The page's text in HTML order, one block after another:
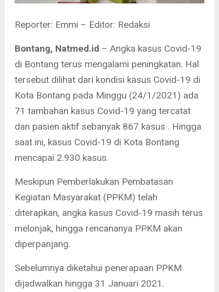
Reporter: Emmi – Editor: Redaksi
Bontang, Natmed.id – Angka kasus Covid-19
di Bontang terus mengalami peningkatan. Hal
tersebut dilihat dari kondisi kasus Covid-19 di
Kota Bontang pada Minggu (24/1/2021) ada
71 tambahan kasus Covid-19 yang tercatat
dan pasien aktif sebanyak 867 kasus . Hingga
saat ini, kasus Covid-19 di Kota Bontang
mencapai 2.930 kasus.
Meskipun Pemberlakukan Pembatasan
Kegiatan Masyarakat (PPKM) telah
diterapkan, angka kasus Covid-19 masih terus
melonjak, hingga rencananya PPKM akan
diperpanjang.
Sebelumnya diketahui penerapaan PPKM
dijadwalkan hingga 31 Januari 2021.